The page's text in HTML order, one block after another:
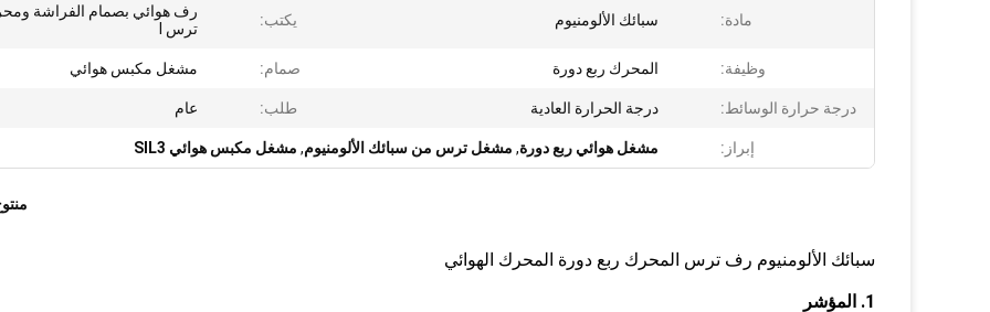
مادة: سبائك الألومنيوم يكتب:
رف هوائي بصمام الفراشة
ترس I
وظيفة: المحرك ربع دورة صمام: مشغل مكبس هوائي
درجة حرارة الوسائط: درجة الحرارة العادية طلب: عام
إبراز: مشغل هوائي ربع دورة, مشغل ترس من سبائك الألومنيوم, مشغل مكبس هوائي SIL3
سبائك الألومنيوم رف ترس المحرك ربع دورة المحرك الهوائي
1. المؤشر